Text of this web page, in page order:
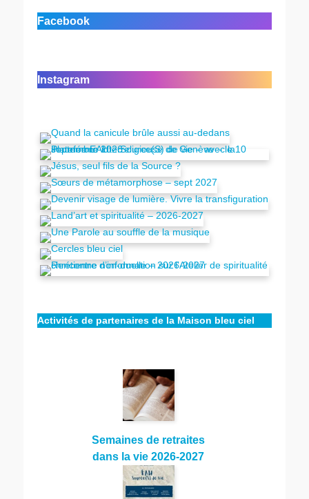
Facebook
Instagram
Activités de partenaires de la Maison bleu ciel
Semaines de retraites
dans la vie 2026-2027